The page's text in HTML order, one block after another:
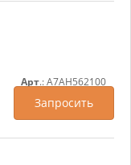
Арт.: A7AH562100
Запросить